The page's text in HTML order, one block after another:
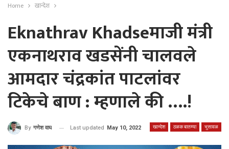
Home खान्देश
Eknathrav Khadseमाजी मंत्री
एकनाथराव खडसेंनी चालवले
आमदार चंद्रकांत पाटलांवर
टिकेचे बाण : म्हणाले की ….!
खान्देश ठळक बातम्या भुसावळ
By गणेश वाघ Last updated May 10, 2022